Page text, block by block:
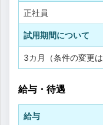
正社員
試用期間について
3カ月（条件の変更は
給与・待遇
給与